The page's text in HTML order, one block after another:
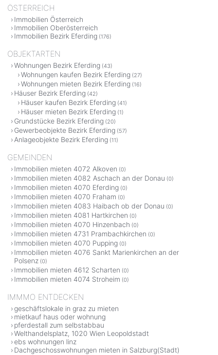
ÖSTERREICH
Immobilien Österreich
Immobilien Oberösterreich
Immobilien Bezirk Eferding (176)
OBJEKTARTEN
Wohnungen Bezirk Eferding (43)
Wohnungen kaufen Bezirk Eferding (27)
Wohnungen mieten Bezirk Eferding (16)
Häuser Bezirk Eferding (42)
Häuser kaufen Bezirk Eferding (41)
Häuser mieten Bezirk Eferding (1)
Grundstücke Bezirk Eferding (20)
Gewerbeobjekte Bezirk Eferding (57)
Anlageobjekte Bezirk Eferding (11)
GEMEINDEN
Immobilien mieten 4072 Alkoven (0)
Immobilien mieten 4082 Aschach an der Donau (0)
Immobilien mieten 4070 Eferding (0)
Immobilien mieten 4070 Fraham (0)
Immobilien mieten 4083 Haibach ob der Donau (0)
Immobilien mieten 4081 Hartkirchen (0)
Immobilien mieten 4070 Hinzenbach (0)
Immobilien mieten 4731 Prambachkirchen (0)
Immobilien mieten 4070 Pupping (0)
Immobilien mieten 4076 Sankt Marienkirchen an der
Polsenz (0)
Immobilien mieten 4612 Scharten (0)
Immobilien mieten 4074 Stroheim (0)
IMMMO ENTDECKEN
geschäftslokale in graz zu mieten
mietkauf haus oder wohnung
pferdestall zum selbstabbau
Welthandelsplatz, 1020 Wien Leopoldstadt
ebs wohnungen linz
Dachgeschosswohnungen mieten in Salzburg(Stadt)